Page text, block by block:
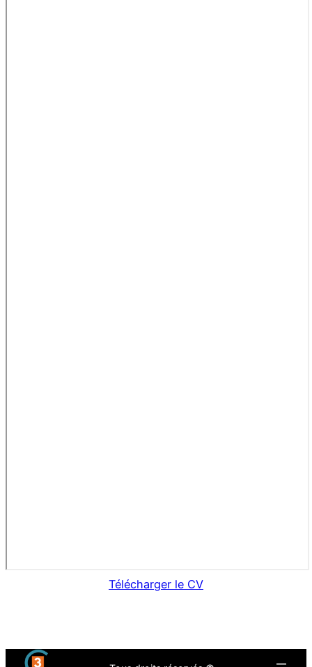
Télécharger le CV